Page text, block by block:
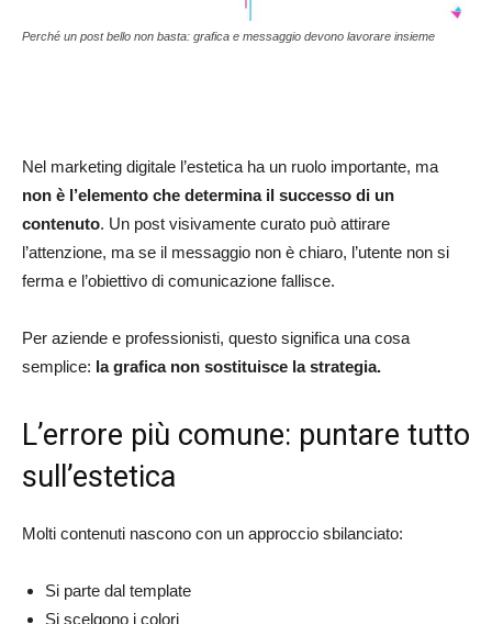
Perché un post bello non basta: grafica e messaggio devono lavorare insieme
Nel marketing digitale l’estetica ha un ruolo importante, ma
non è l’elemento che determina il successo di un
contenuto. Un post visivamente curato può attirare
l’attenzione, ma se il messaggio non è chiaro, l’utente non si
ferma e l’obiettivo di comunicazione fallisce.
Per aziende e professionisti, questo significa una cosa
semplice: la grafica non sostituisce la strategia.
L’errore più comune: puntare tutto
sull’estetica
Molti contenuti nascono con un approccio sbilanciato:
Si parte dal template
Si scelgono i colori